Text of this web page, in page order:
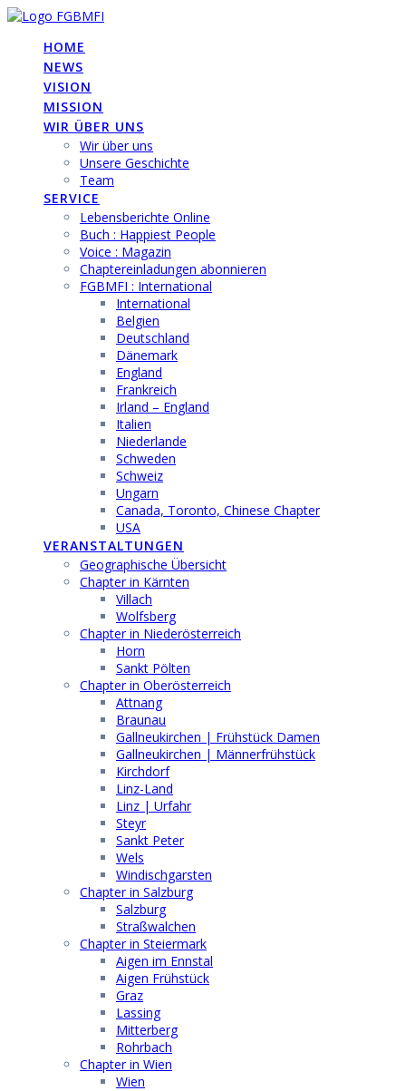
Skip
contentHOME
NEWS
VISION
MISSION
WIR ÜBER UNS
Wir über uns
Unsere Geschichte
Team
SERVICE
Lebensberichte Online
Buch : Happiest People
Voice : Magazin
Chaptereinladungen abonnieren
FGBMFI : International
International
Belgien
Deutschland
Dänemark
England
Frankreich
Irland – England
Italien
Niederlande
Schweden
Schweiz
Ungarn
Canada, Toronto, Chinese Chapter
USA
VERANSTALTUNGEN
Geographische Übersicht
Chapter in Kärnten
Villach
Wolfsberg
Chapter in Niederösterreich
Horn
Sankt Pölten
Chapter in Oberösterreich
Attnang
Braunau
Gallneukirchen | Frühstück Damen
Gallneukirchen | Männerfrühstück
Kirchdorf
Linz-Land
Linz | Urfahr
Steyr
Sankt Peter
Wels
Windischgarsten
Chapter in Salzburg
Salzburg
Straßwalchen
Chapter in Steiermark
Aigen im Ennstal
Aigen Frühstück
Graz
Lassing
Mitterberg
Rohrbach
Chapter in Wien
Wien